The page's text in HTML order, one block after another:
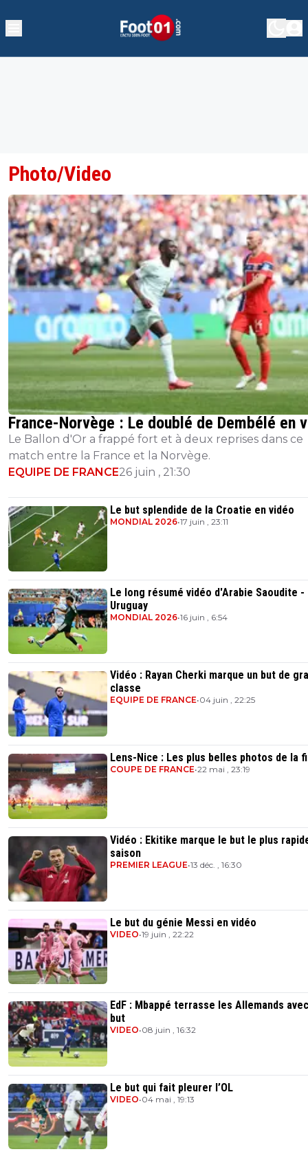
Photo/Video
France-Norvège : Le doublé de Dembélé en
Le Ballon d'Or a frappé fort et à deux reprises dans ce
match entre la France et la Norvège.
EQUIPE DE FRANCE26 juin , 21:30
Le but splendide de la Croatie en vidéo
MONDIAL 2026•17 juin , 23:11
Le long résumé vidéo d'Arabie Saoudite -
Uruguay
MONDIAL 2026•16 juin , 6:54
Vidéo : Rayan Cherki marque un but de
classe
EQUIPE DE FRANCE•04 juin , 22:25
Lens-Nice : Les plus belles photos de la
COUPE DE FRANCE•22 mai , 23:19
Vidéo : Ekitike marque le but le plus
saison
PREMIER LEAGUE•13 déc. , 16:30
Le but du génie Messi en vidéo
VIDEO•19 juin , 22:22
EdF : Mbappé terrasse les Allemands
but
VIDEO•08 juin , 16:32
Le but qui fait pleurer l’OL
VIDEO•04 mai , 19:13